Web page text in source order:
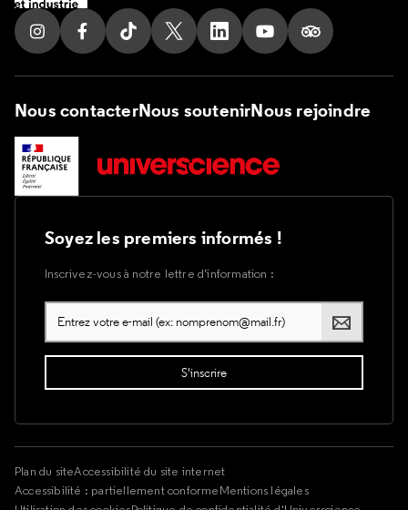
Suivez nous sur Instagram
Suivez nous sur Facebook
Suivez nous sur Tik Tok
Suivez nous sur X
Suivez nous sur LinkedIn
Suivez nous sur
Suivez nous
Nous contacterNous soutenirNous rejoindre
Soyez les premiers informés !
Inscrivez-vous à notre lettre d’information :
Plan du siteAccessibilité du site internet
Accessibilité : partiellement conformeMentions légales